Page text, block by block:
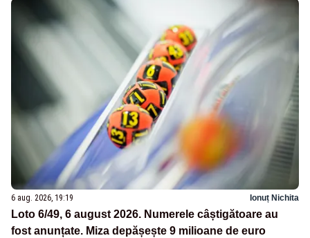
6 aug. 2026, 19:19 Ionuț Nichita
Loto 6/49, 6 august 2026. Numerele câștigătoare au
fost anunțate. Miza depășește 9 milioane de euro